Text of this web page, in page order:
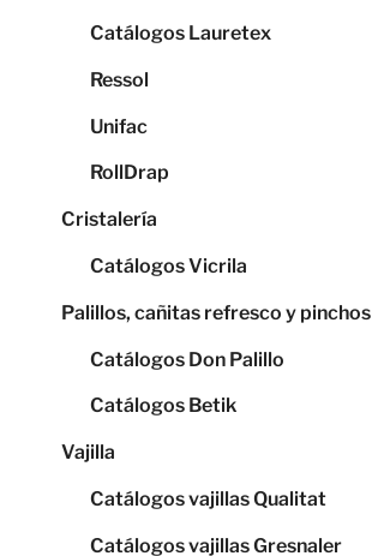
Catálogos Lauretex
Ressol
Unifac
RollDrap
Cristalería
Catálogos Vicrila
Palillos, cañitas refresco y pinchos
Catálogos Don Palillo
Catálogos Betik
Vajilla
Catálogos vajillas Qualitat
Catálogos vajillas Gresnaler